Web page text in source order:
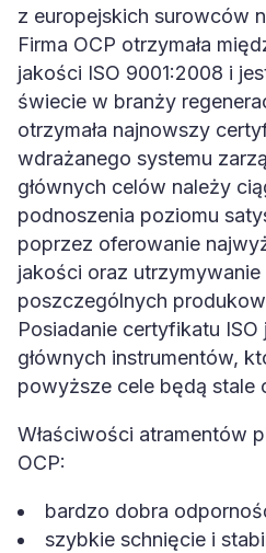
z europejskich surowców
Firma OCP otrzymała
jakości ISO 9001:2008 i
świecie w branży
otrzymała najnowszy
wdrażanego systemu
głównych celów należy
podnoszenia poziomu
poprzez oferowanie
jakości oraz
poszczególnych
Posiadanie certyfikatu ISO
głównych instrumentów,
powyższe cele będą stale
Właściwości atramentów
OCP:
bardzo dobra
szybkie schnięcie i